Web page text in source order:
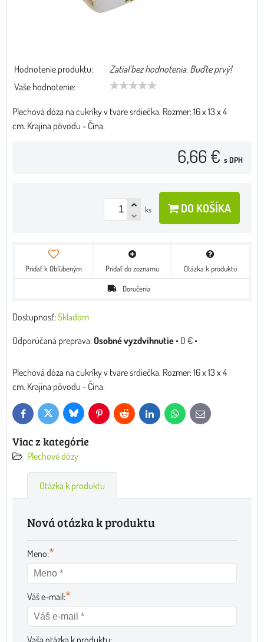
Hodnotenie produktu:
Zatiaľ bez hodnotenia. Buďte prvý!
Vaše hodnotenie:
Plechová dóza na cukríky v tvare srdiečka. Rozmer: 16 x 13 x 4
cm. Krajina pôvodu - Čína.
6,66 € s DPH
ks DO KOŠÍKA
Pridať k Obľúbeným Pridať do zoznamu Otázka k produktu
Doručenia
Dostupnosť:Skladom
Osobné vyzdvihnutie• 0 €•
Plechová dóza na cukríky v tvare srdiečka. Rozmer: 16 x 13 x 4
cm. Krajina pôvodu - Čína.
FacebookTwitter Bluesky PinterestReddit LinkedInWhatsApp
E-
mail
Viac z kategórie
Plechové dózy
Otázka k produktu
Nová otázka k produktu
Meno:*
Váš e-mail:*